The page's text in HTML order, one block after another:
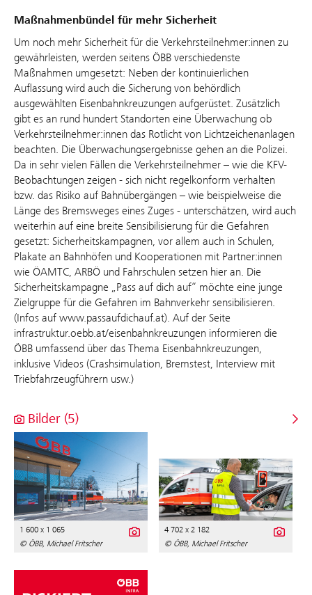
Maßnahmenbündel für mehr Sicherheit
Um noch mehr Sicherheit für die Verkehrsteilnehmer:innen zu
gewährleisten, werden seitens ÖBB verschiedenste
Maßnahmen umgesetzt: Neben der kontinuierlichen
Auflassung wird auch die Sicherung von behördlich
ausgewählten Eisenbahnkreuzungen aufgerüstet. Zusätzlich
gibt es an rund hundert Standorten eine Überwachung ob
Verkehrsteilnehmer:innen das Rotlicht von Lichtzeichenanlagen
beachten. Die Überwachungsergebnisse gehen an die Polizei.
Da in sehr vielen Fällen die Verkehrsteilnehmer – wie die KFV-
Beobachtungen zeigen - sich nicht regelkonform verhalten
bzw. das Risiko auf Bahnübergängen – wie beispielweise die
Länge des Bremsweges eines Zuges - unterschätzen, wird auch
weiterhin auf eine breite Sensibilisierung für die Gefahren
gesetzt: Sicherheitskampagnen, vor allem auch in Schulen,
Plakate an Bahnhöfen und Kooperationen mit Partner:innen
wie ÖAMTC, ARBÖ und Fahrschulen setzen hier an. Die
Sicherheitskampagne „Pass auf dich auf“ möchte eine junge
Zielgruppe für die Gefahren im Bahnverkehr sensibilisieren.
(Infos auf www.passaufdichauf.at). Auf der Seite
infrastruktur.oebb.at/eisenbahnkreuzungen informieren die
ÖBB umfassend über das Thema Eisenbahnkreuzungen,
inklusive Videos (Crashsimulation, Bremstest, Interview mit
Triebfahrzeugführern usw.)
Bilder (5)
1 600 x 1 065
© ÖBB, Michael Fritscher
4 702 x 2 182
© ÖBB, Michael Fritscher